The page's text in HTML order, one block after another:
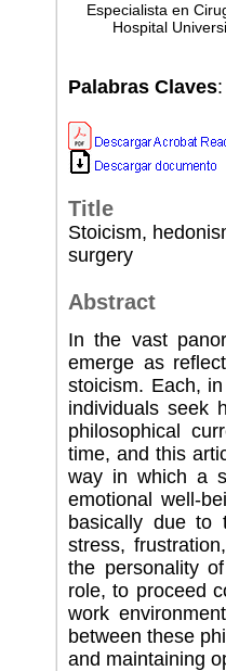
Especialista en
Hospital
Palabras Claves
Title
Stoicism,
surgery
Abstract
In the vast
emerge as
stoicism. Each,
individuals seek
philosophical
time, and this
way in which a
emotional well-
basically due to
stress,
the personality
role, to proceed
work
between these
and maintaining